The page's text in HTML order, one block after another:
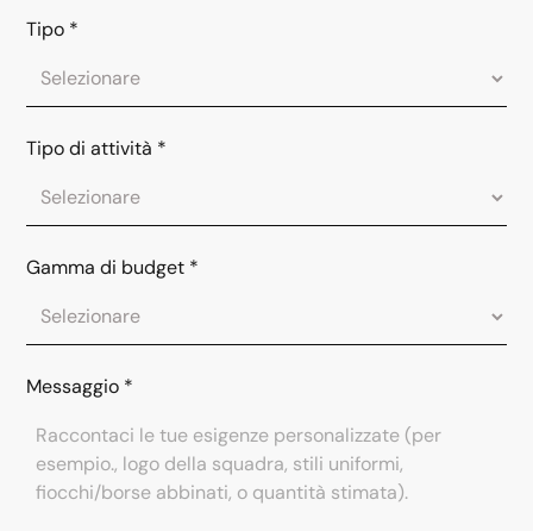
Tipo *
Tipo di attività *
Gamma di budget *
Messaggio *